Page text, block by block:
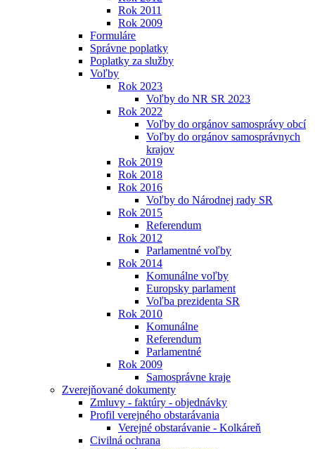
Rok 2011
Rok 2009
Formuláre
Správne poplatky
Poplatky za služby
Voľby
Rok 2023
Voľby do NR SR 2023
Rok 2022
Voľby do orgánov samosprávy obcí
Voľby do orgánov samosprávnych
krajov
Rok 2019
Rok 2018
Rok 2016
Voľby do Národnej rady SR
Rok 2015
Referendum
Rok 2012
Parlamentné voľby
Rok 2014
Komunálne voľby
Europsky parlament
Voľba prezidenta SR
Rok 2010
Komunálne
Referendum
Parlamentné
Rok 2009
Samosprávne kraje
Zverejňované dokumenty
Zmluvy - faktúry - objednávky
Profil verejného obstarávania
Verejné obstarávanie - Kolkáreň
Civilná ochrana